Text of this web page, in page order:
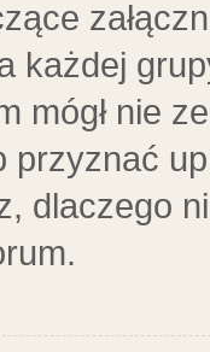
każdej
mógł nie
przyznać
dlaczego